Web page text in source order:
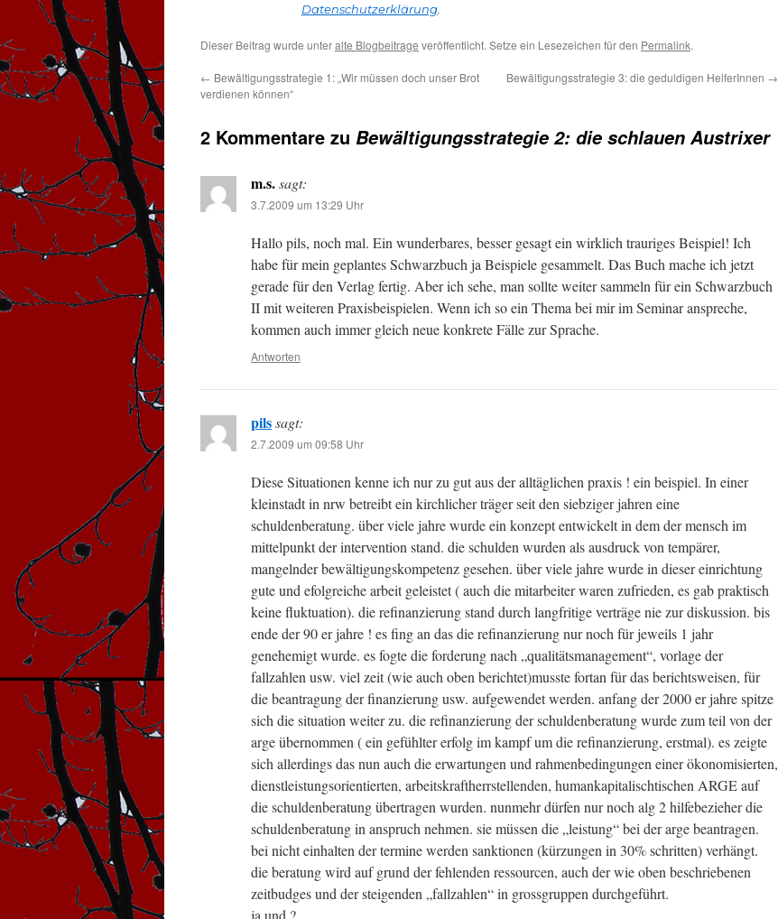
Datenschutzerklärung.
Dieser Beitrag wurde unteralte Blogbeitrage veröffentlicht. Setze ein Lesezeichen für den Permalink.
← Bewältigungsstrategie 1: „Wir müssen doch unser Brot
verdienen können“
Bewältigungsstrategie 3: die geduldigen HelferInnen →
2 Kommentare zu Bewältigungsstrategie 2: die schlauen Austrixer
m.s.sagt:
3.7.2009 um 13:29 Uhr
Hallo pils, noch mal. Ein wunderbares, besser gesagt ein wirklich trauriges Beispiel! Ich
habe für mein geplantes Schwarzbuch ja Beispiele gesammelt. Das Buch mache ich jetzt
gerade für den Verlag fertig. Aber ich sehe, man sollte weiter sammeln für ein Schwarzbuch
II mit weiteren Praxisbeispielen. Wenn ich so ein Thema bei mir im Seminar anspreche,
kommen auch immer gleich neue konkrete Fälle zur Sprache.
Antworten
pilssagt:
2.7.2009 um 09:58 Uhr
Diese Situationen kenne ich nur zu gut aus der alltäglichen praxis ! ein beispiel. In einer
kleinstadt in nrw betreibt ein kirchlicher träger seit den siebziger jahren eine
schuldenberatung. über viele jahre wurde ein konzept entwickelt in dem der mensch im
mittelpunkt der intervention stand. die schulden wurden als ausdruck von tempärer,
mangelnder bewältigungskompetenz gesehen. über viele jahre wurde in dieser einrichtung
gute und efolgreiche arbeit geleistet ( auch die mitarbeiter waren zufrieden, es gab praktisch
keine fluktuation). die refinanzierung stand durch langfritige verträge nie zur diskussion. bis
ende der 90 er jahre ! es fing an das die refinanzierung nur noch für jeweils 1 jahr
genehemigt wurde. es fogte die forderung nach „qualitätsmanagement“, vorlage der
fallzahlen usw. viel zeit (wie auch oben berichtet)musste fortan für das berichtsweisen, für
die beantragung der finanzierung usw. aufgewendet werden. anfang der 2000 er jahre spitze
sich die situation weiter zu. die refinanzierung der schuldenberatung wurde zum teil von der
arge übernommen ( ein gefühlter erfolg im kampf um die refinanzierung, erstmal). es zeigte
sich allerdings das nun auch die erwartungen und rahmenbedingungen einer ökonomisierten,
dienstleistungsorientierten, arbeitskraftherrstellenden, humankapitalischtischen ARGE auf
die schuldenberatung übertragen wurden. nunmehr dürfen nur noch alg 2 hilfebezieher die
schuldenberatung in anspruch nehmen. sie müssen die „leistung“ bei der arge beantragen.
bei nicht einhalten der termine werden sanktionen (kürzungen in 30% schritten) verhängt.
die beratung wird auf grund der fehlenden ressourcen, auch der wie oben beschriebenen
zeitbudges und der steigenden „fallzahlen“ in grossgruppen durchgeführt.
ja und ?